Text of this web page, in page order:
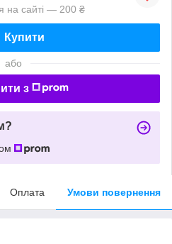
на сайті — 200 ₴
Купити
або
з
Оплата Умови повернення